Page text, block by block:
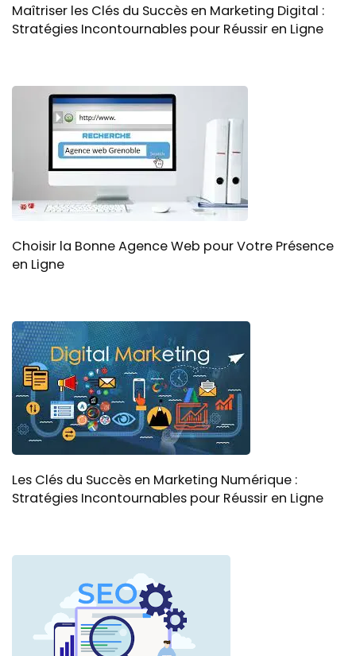
Maîtriser les Clés du Succès en Marketing Digital :
Stratégies Incontournables pour Réussir en Ligne
Choisir la Bonne Agence Web pour Votre Présence
en Ligne
Les Clés du Succès en Marketing Numérique :
Stratégies Incontournables pour Réussir en Ligne